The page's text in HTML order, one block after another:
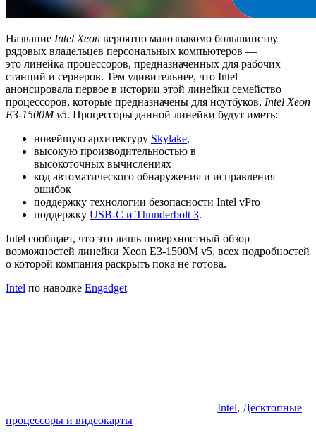
Название Intel Xeon вероятно малознакомо большинству
рядовых владельцев персональных компьютеров —
это линейка процессоров, предназначенных для рабочих
станций и серверов. Тем удивительнее, что Intel
анонсировала первое в истории этой линейки семейство
процессоров, которые предназначены для ноутбуков, Intel Xeon
E3-1500M v5. Процессоры данной линейки будут иметь:
новейшую архитектуру Skylake,
высокую производительностью в
высокоточных вычислениях
код автоматического обнаружения и исправления
ошибок
поддержку технологии безопасности Intel vPro
поддержку USB-C и Thunderbolt 3.
Intel сообщает, что это лишь поверхностный обзор
возможностей линейки Xeon E3-1500M v5, всех подробностей
о которой компания раскрыть пока не готова.
Intel по наводке Engadget
Intel, Десктопные
процессоры и видеокарты